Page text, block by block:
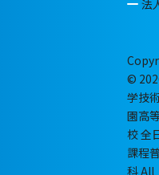
法
©
学技
園高
校 全
課程
科 All